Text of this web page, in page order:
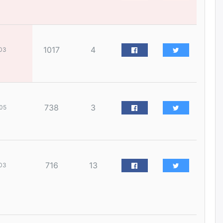
уржигдар
Орон сууц, нийтийн аж ахуй,
авто зам, тохижилт
холбоотой ГОМДОЛ их байгааг
суулгана гэх мэтээр дарамталдаг
1017 4
738 3
716 13